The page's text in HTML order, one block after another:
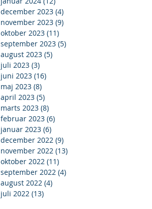
december 2023 (4)
november 2023 (9)
oktober 2023 (11)
september 2023 (5)
august 2023 (5)
juli 2023 (3)
juni 2023 (16)
maj 2023 (8)
april 2023 (5)
marts 2023 (8)
februar 2023 (6)
januar 2023 (6)
december 2022 (9)
november 2022 (13)
oktober 2022 (11)
september 2022 (4)
august 2022 (4)
juli 2022 (13)